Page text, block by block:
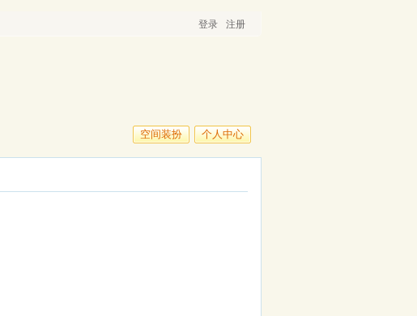
登录 注册
空间装扮 个人中心